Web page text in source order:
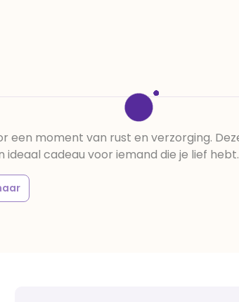
een moment van rust en verzorging.
cadeau voor iemand die je lief